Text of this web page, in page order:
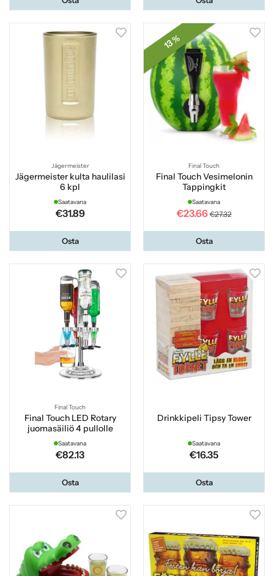
Jägermeister
Jägermeister kulta haulilasi
6 kpl
Saatavana
€31.89
Osta
13 %
Final Touch
Final Touch Vesimelonin
Tappingkit
Saatavana
€23.66 €27.32
Osta
Final Touch
Final Touch LED Rotary
juomasäiliö 4 pullolle
Saatavana
€82.13
Osta
Drinkkipeli Tipsy Tower
Saatavana
€16.35
Osta